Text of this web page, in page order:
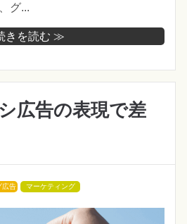
グ...
きを読む ≫
広告の表現で差
広告 マーケティング